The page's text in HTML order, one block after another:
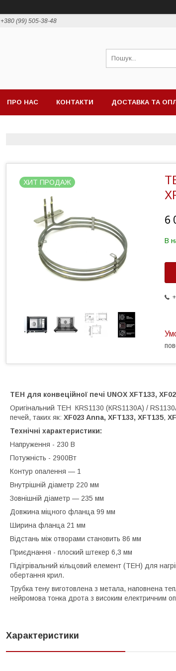
+380 (99) 505-38-48
ПРО НАС КОНТАКТИ ДОСТАВКА ТА
ХИТ ПРОДАЖ
6
В
ТЕН для конвеційної печі UNOX XFT133,
Оригінальний ТЕН КRS1130 (КRS1130A) /
печей, таких як: XF023 Anna, XFT133, XFT135,
Технічні характеристики:
Напруження - 230 В
Потужність - 2900Вт
Контур опалення — 1
Внутрішній діаметр 220 мм
Зовнішній діаметр — 235 мм
Довжина міцного фланца 99 мм
Ширина фланца 21 мм
Відстань між отворами становить 86 мм
Приєднання - плоский штекер 6,3 мм
Підігрівальний кільцовий елемент (ТЕН) для
обертання крил.
Трубка тену виготовлена з метала, наповнена
нейромова тонка дрота з високим електричним
Характеристики